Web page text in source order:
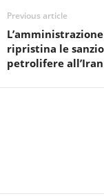
Previous article
ripristina le
petrolifere all’Iran